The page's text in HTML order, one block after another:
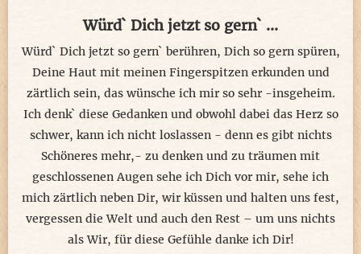
Würd` Dich jetzt so gern` ...
Würd` Dich jetzt so gern` berühren, Dich so gern spüren,
Deine Haut mit meinen Fingerspitzen erkunden und
zärtlich sein, das wünsche ich mir so sehr -insgeheim.
Ich denk` diese Gedanken und obwohl dabei das Herz so
schwer, kann ich nicht loslassen - denn es gibt nichts
Schöneres mehr,- zu denken und zu träumen mit
geschlossenen Augen sehe ich Dich vor mir, sehe ich
mich zärtlich neben Dir, wir küssen und halten uns fest,
vergessen die Welt und auch den Rest – um uns nichts
als Wir, für diese Gefühle danke ich Dir!